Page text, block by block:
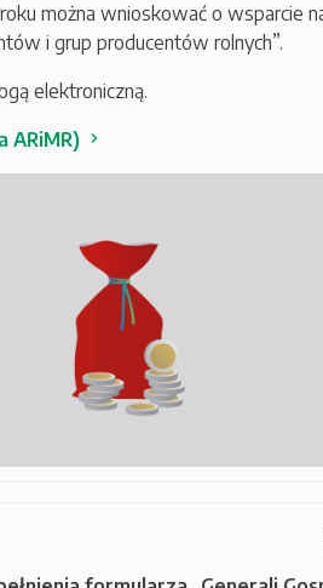
można wnioskować o wsparcie
i grup producentów rolnych”.
elektroniczną.
ARiMR)